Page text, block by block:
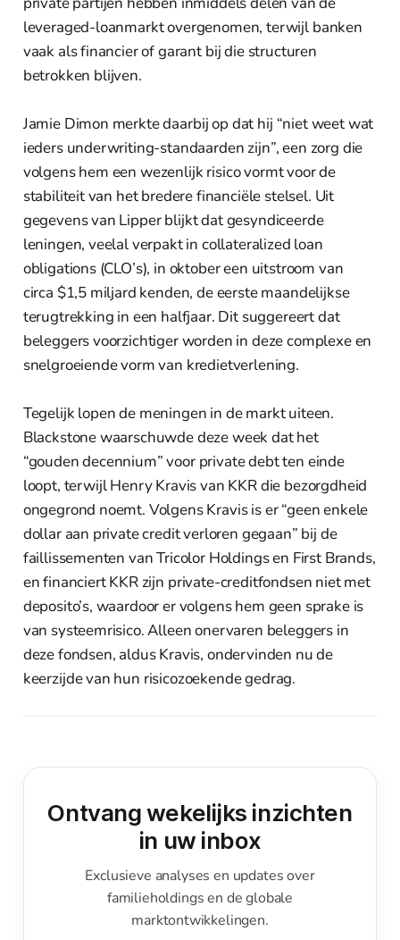
leveraged-loanmarkt overgenomen, terwijl banken
vaak als financier of garant bij die structuren
betrokken blijven.
Jamie Dimon merkte daarbij op dat hij “niet weet wat
ieders underwriting-standaarden zijn”, een zorg die
volgens hem een wezenlijk risico vormt voor de
stabiliteit van het bredere financiële stelsel. Uit
gegevens van Lipper blijkt dat gesyndiceerde
leningen, veelal verpakt in collateralized loan
obligations (CLO’s), in oktober een uitstroom van
circa $1,5 miljard kenden, de eerste maandelijkse
terugtrekking in een halfjaar. Dit suggereert dat
beleggers voorzichtiger worden in deze complexe en
snelgroeiende vorm van kredietverlening.
Tegelijk lopen de meningen in de markt uiteen.
Blackstone waarschuwde deze week dat het
“gouden decennium” voor private debt ten einde
loopt, terwijl Henry Kravis van KKR die bezorgdheid
ongegrond noemt. Volgens Kravis is er “geen enkele
dollar aan private credit verloren gegaan” bij de
faillissementen van Tricolor Holdings en First Brands,
en financiert KKR zijn private-creditfondsen niet met
deposito’s, waardoor er volgens hem geen sprake is
van systeemrisico. Alleen onervaren beleggers in
deze fondsen, aldus Kravis, ondervinden nu de
keerzijde van hun risicozoekende gedrag.
Ontvang wekelijks inzichten
in uw inbox
Exclusieve analyses en updates over
familieholdings en de globale
marktontwikkelingen.